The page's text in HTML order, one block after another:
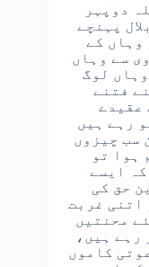
دوپہر
پہنچے
وہاں کے
سے وہاں
وہاں لوگ
فتنے
عقیدے
رہے ہیں
سب چیزوں
ہوا تو
ایسے
حق کی
اتنی غربت
محنتیں
رہے ہیں،
کاموں